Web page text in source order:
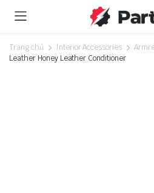
Trang chủ Interior Accessories
Leather Honey Leather Conditioner